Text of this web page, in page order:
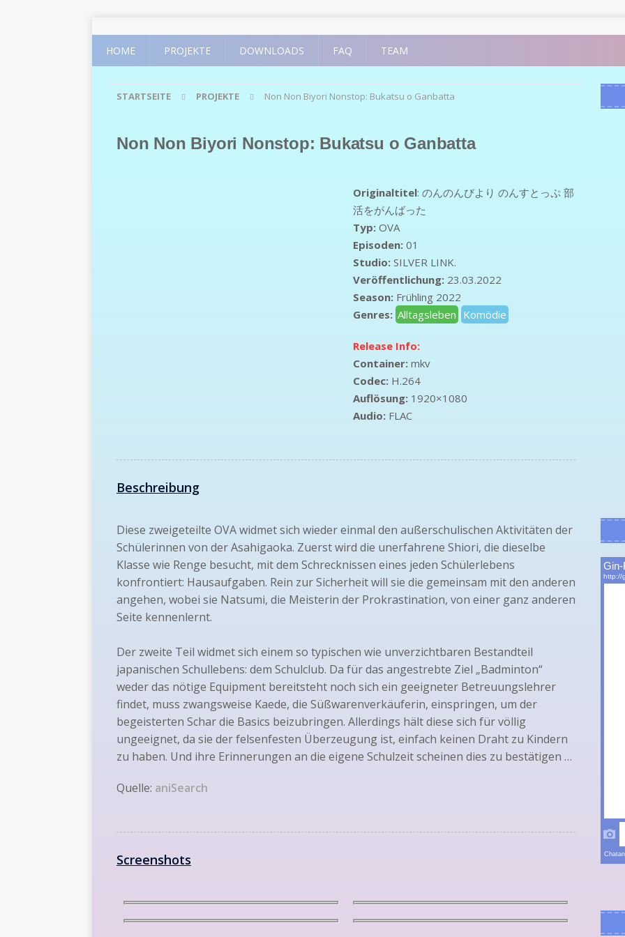
HOME PROJEKTE DOWNLOADS FAQ TEAM
STARTSEITE PROJEKTE Non Non Biyori Nonstop: Bukatsu o Ganbatta
Non Non Biyori Nonstop: Bukatsu o Ganbatta
Originaltitel:のんのんびより のんすとっぷ 部
活をがんばった
Typ: OVA
Episoden: 01
Studio: SILVER LINK.
Veröffentlichung: 23.03.2022
Season: Frühling 2022
Genres: Alltagsleben Komödie
Release Info:
Container: mkv
Codec: H.264
Auflösung: 1920×1080
Audio: FLAC
Beschreibung
Diese zweigeteilte OVA widmet sich wieder einmal den außerschulischen Aktivitäten der
Schülerinnen von der Asahigaoka. Zuerst wird die unerfahrene Shiori, die dieselbe
Klasse wie Renge besucht, mit dem Schrecknissen eines jeden Schülerlebens
konfrontiert: Hausaufgaben. Rein zur Sicherheit will sie die gemeinsam mit den anderen
angehen, wobei sie Natsumi, die Meisterin der Prokrastination, von einer ganz anderen
Seite kennenlernt.
Der zweite Teil widmet sich einem so typischen wie unverzichtbaren Bestandteil
japanischen Schullebens: dem Schulclub. Da für das angestrebte Ziel „Badminton“
weder das nötige Equipment bereitsteht noch sich ein geeigneter Betreuungslehrer
findet, muss zwangsweise Kaede, die Süßwarenverkäuferin, einspringen, um der
begeisterten Schar die Basics beizubringen. Allerdings hält diese sich für völlig
ungeeignet, da sie der felsenfesten Überzeugung ist, einfach keinen Draht zu Kindern
zu haben. Und ihre Erinnerungen an die eigene Schulzeit scheinen dies zu bestätigen …
Quelle: aniSearch
Screenshots